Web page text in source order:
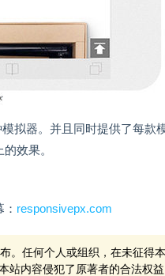
拟器。并且同时提供了每款
效果。
responsivepx.com
。任何个人或组织，在未征得
站内容侵犯了原著者的合法权